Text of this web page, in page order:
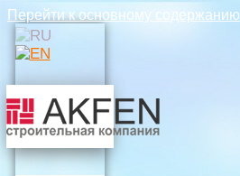
Перейти к основному содержанию